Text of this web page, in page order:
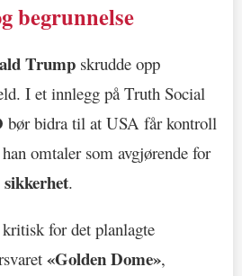
begrunnelse
Trump skrudde opp
I et innlegg på Truth Social
bør bidra til at USA får kontroll
omtaler som avgjørende for
.
for det planlagte
«Golden Dome»,